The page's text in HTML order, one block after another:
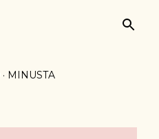
MINUSTA